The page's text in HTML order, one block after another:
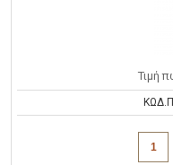
Τιμή